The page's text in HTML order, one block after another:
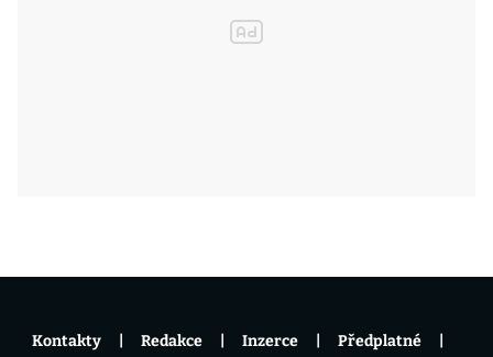
Kontakty Redakce Inzerce Předplatné